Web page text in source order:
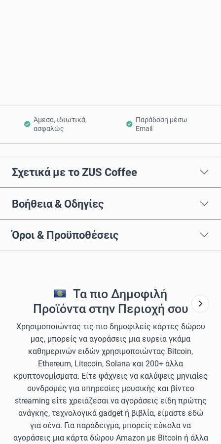
Άμεσα, ιδιωτικά,
ασφαλώς
Παράδοση μέσω
Email
Σχετικά με το ZUS Coffee
Βοήθεια & Οδηγίες
Όροι & Προϋποθέσεις
Τα πιο Δημοφιλή
Προϊόντα στην Περιοχή σου
Χρησιμοποιώντας τις πιο δημοφιλείς κάρτες δώρου
μας, μπορείς να αγοράσεις μια ευρεία γκάμα
καθημερινών ειδών χρησιμοποιώντας Bitcoin,
Ethereum, Litecoin, Solana και 200+ άλλα
κρυπτονομίσματα. Είτε ψάχνεις να καλύψεις μηνιαίες
συνδρομές για υπηρεσίες μουσικής και βίντεο
streaming είτε χρειάζεσαι να αγοράσεις είδη πρώτης
ανάγκης, τεχνολογικά gadget ή βιβλία, είμαστε εδώ
για σένα. Για παράδειγμα, μπορείς εύκολα να
αγοράσεις μια κάρτα δώρου Amazon με Bitcoin ή άλλα